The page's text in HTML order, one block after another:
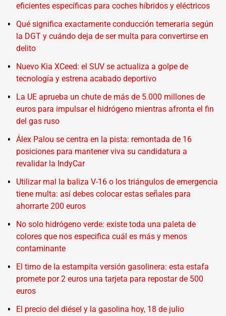
eficientes específicas para coches híbridos y eléctricos
Qué significa exactamente conducción temeraria según
la DGT y cuándo deja de ser multa para convertirse en
delito
Nuevo Kia XCeed: el SUV se actualiza a golpe de
tecnología y estrena acabado deportivo
La UE aprueba un chute de más de 5.000 millones de
euros para impulsar el hidrógeno mientras afronta el fin
del gas ruso
Álex Palou se centra en la pista: remontada de 16
posiciones para mantener viva su candidatura a
revalidar la IndyCar
Utilizar mal la baliza V-16 o los triángulos de emergencia
tiene multa: así debes colocar estas señales para
ahorrarte 200 euros
No solo hidrógeno verde: existe toda una paleta de
colores que nos especifica cuál es más y menos
contaminante
El timo de la estampita versión gasolinera: esta estafa
promete por 2 euros una tarjeta para repostar de 500
euros
El precio del diésel y la gasolina hoy, 18 de julio